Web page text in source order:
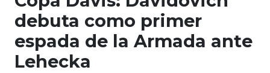
debuta como primer
espada de la Armada ante
Lehecka